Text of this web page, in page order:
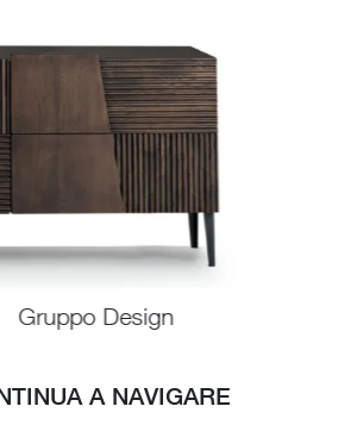
Gruppo Design
A NAVIGARE